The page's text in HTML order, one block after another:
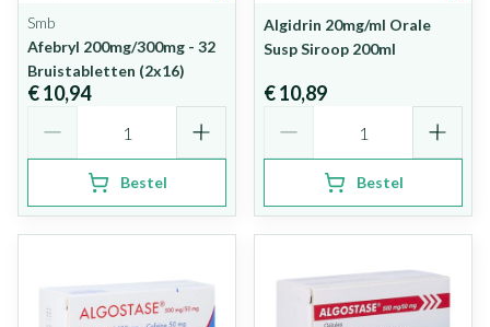
Smb
Afebryl 200mg/300mg - 32
Bruistabletten (2x16)
€ 10,94
Bestel
Algidrin 20mg/ml Orale
Susp Siroop 200ml
€ 10,89
Bestel